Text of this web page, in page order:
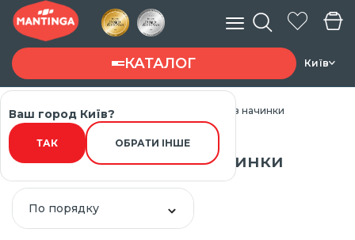
Введите запрос ...
КАТАЛОГ Київ
Ваш город Київ?
ТАК ОБРАТИ ІНШЕ
Головна Каталог товарів Пончики без начинки
Пончики без начинки
По порядку